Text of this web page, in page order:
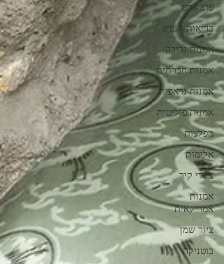
פופ ארט
בריאות הנפש
אמנות גרילה
אמנות חברתית
אמנות גראפית
אמנות פוליטית
מפלצות
אלימות
ציורי קיר
אמנות
אמריקאית
ציור שמן
בוטניקה